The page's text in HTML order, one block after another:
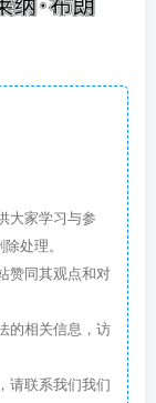
大家学习与参
处理。
赞同其观点和对
的相关信息，访
请联系我们我们